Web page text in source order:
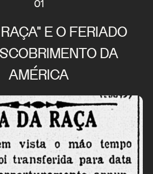
01
E O FERIADO
DA
AMÉRICA